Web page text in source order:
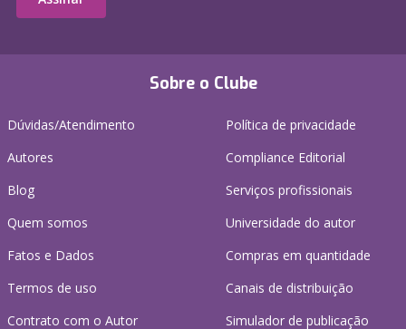
Sobre o Clube
Dúvidas/Atendimento
Autores
Blog
Quem somos
Fatos e Dados
Termos de uso
Contrato com o Autor
Política de privacidade
Compliance Editorial
Serviços profissionais
Universidade do autor
Compras em quantidade
Canais de distribuição
Simulador de publicação